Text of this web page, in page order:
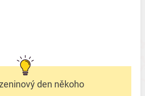
den někoho